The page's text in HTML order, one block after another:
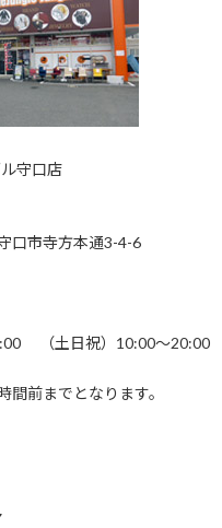
守口店
口市寺方本通3-4-6
（土日祝）10:00～20:00
前までとなります。